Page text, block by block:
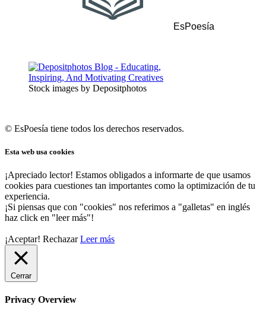
EsPoesía
Stock images by Depositphotos
© EsPoesía tiene todos los derechos reservados.
Esta web usa cookies
¡Apreciado lector! Estamos obligados a informarte de que usamos
cookies para cuestiones tan importantes como la optimización de tu
experiencia.
¡Si piensas que con "cookies" nos referimos a "galletas" en inglés
haz click en "leer más"!
¡Aceptar! Rechazar Leer más
Cerrar
Privacy Overview